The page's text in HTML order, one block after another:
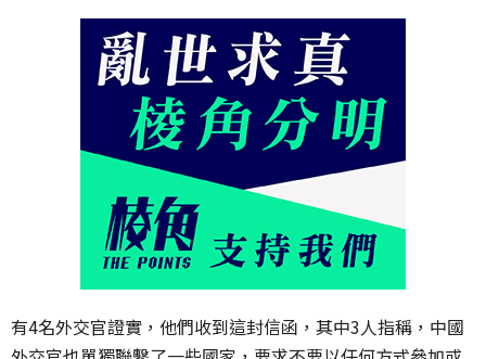
有4名外交官證實，他們收到這封信函，其中3人指稱，中國